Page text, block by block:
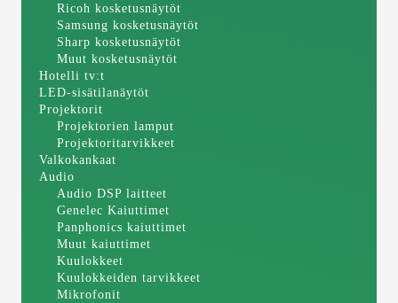
Ricoh kosketusnäytöt
Samsung kosketusnäytöt
Sharp kosketusnäytöt
Muut kosketusnäytöt
Hotelli tv:t
LED-sisätilanäytöt
Projektorit
Projektorien lamput
Projektoritarvikkeet
Valkokankaat
Audio
Audio DSP laitteet
Genelec Kaiuttimet
Panphonics kaiuttimet
Muut kaiuttimet
Kuulokkeet
Kuulokkeiden tarvikkeet
Mikrofonit